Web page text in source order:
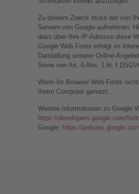
Zu diesem Zweck muss der von
Servern von Google aufnehmen.
dass über Ihre IP-Adresse diese
Google Web Fonts erfolgt im
Darstellung unserer Online-
Sinne von Art. 6 Abs. 1 lit. f
Wenn Ihr Browser Web Fonts
Ihrem Computer genutzt.
Weitere Informationen zu Google
https://developers.google.com/
Google: https://